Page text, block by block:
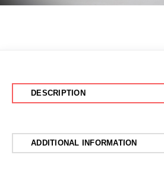
DESCRIPTION
ADDITIONAL INFORMATION